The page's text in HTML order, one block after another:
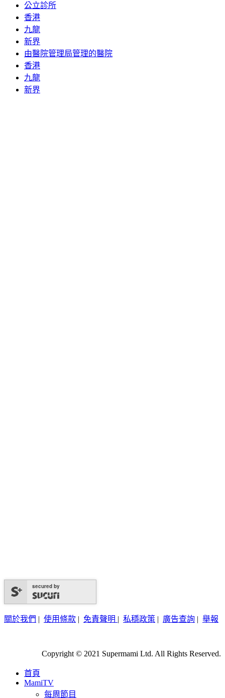
公立診所
香港
九龍
新界
由醫院管理局管理的醫院
香港
九龍
新界
secured by
關於我們 | 使用條款 | 免責聲明 | 私穩政策 | 廣告查詢 | 舉報
Copyright © 2021 Supermami Ltd. All Rights Reserved.
首頁
MamiTV
每周節目